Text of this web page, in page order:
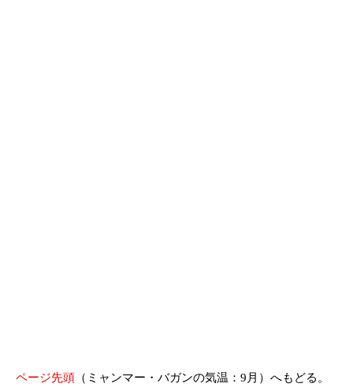
ページ先頭 （ミャンマー・バガンの気温：9月）へもどる。